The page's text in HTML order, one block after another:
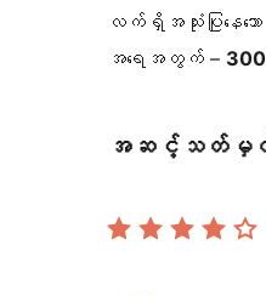
လက်ရှိအသုံးပြုနေ
အရေအတွက် –
အဆင့်သတ်မှတ်ခ